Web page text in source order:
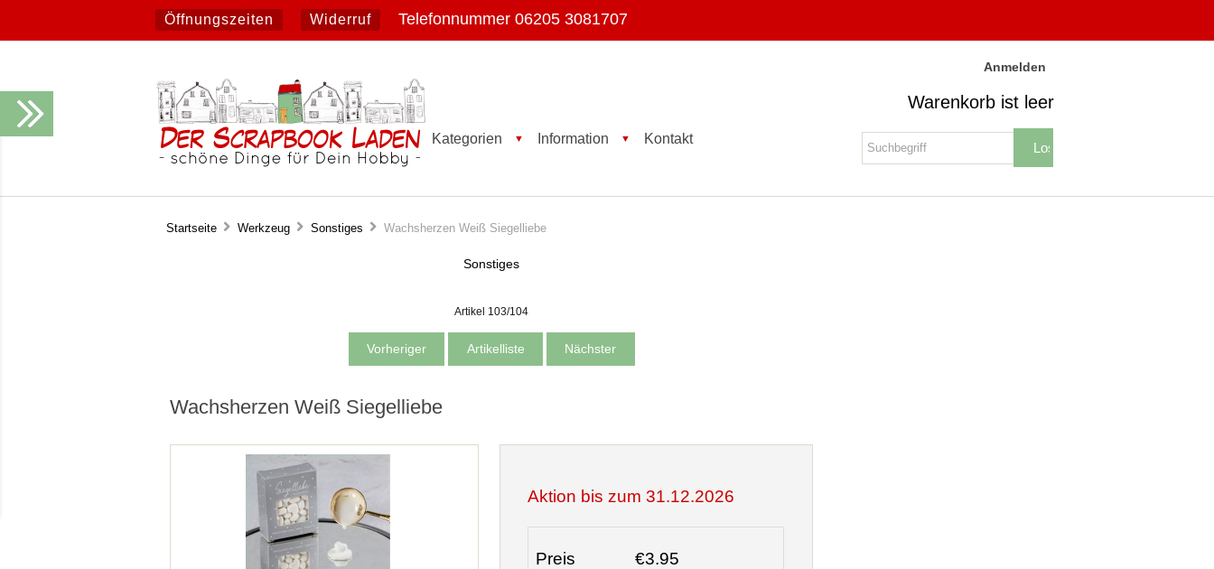
Öffnungszeiten Widerruf Telefonnummer 06205 3081707
Kategorien ▼ Information ▼ Kontakt
Anmelden
Warenkorb ist leer
Startseite Werkzeug Sonstiges Wachsherzen Weiß Siegelliebe
Sonstiges
Artikel 103/104
Vorheriger Artikelliste Nächster
Wachsherzen Weiß Siegelliebe
Aktion bis zum 31.12.2026
Preis €3.95